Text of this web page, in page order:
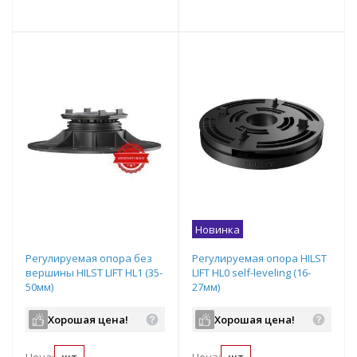
Регулируемая опора без
вершины HILST LIFT HL1 (35-
50мм)
Хорошая цена!
Новинка
Регулируемая опора HILST
LIFT HL0 self-leveling (16-
27мм)
Хорошая цена!